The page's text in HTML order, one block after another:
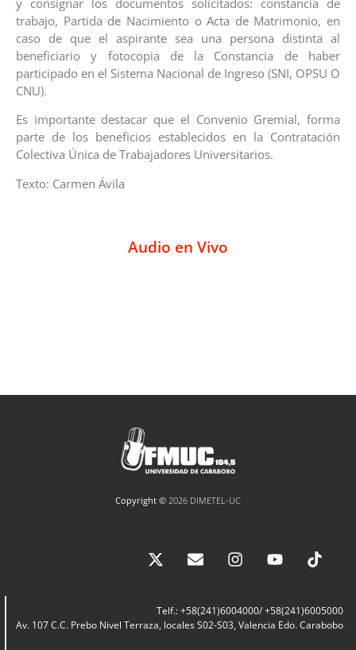
trabajo, Partida de Nacimiento o Acta de Matrimonio, en
caso de que el aspirante sea una persona distinta al
beneficiario y fotocopia de la Constancia de haber
participado en el Sistema Nacional de Ingreso (SNI, OPSU O
CNU).
Es importante destacar que el Convenio Gremial, forma
parte de los beneficios establecidos en la Contratación
Colectiva Única de Trabajadores Universitarios.
Texto: Carmen Ávila
Audio en Vivo
Copyright © 2026 DIMETEL-UC
Telf.: +58(241)6004000/ +58(241)6005000
Av. 107 C.C. Prebo Nivel Terraza, locales S02-S03, Valencia Edo. Carabobo